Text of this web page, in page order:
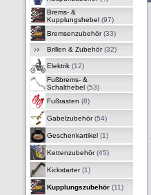
Brems- &
Kupplungshebel (97)
Bremsenzubehör(33)
Brillen & Zubehör(32)
Elektrik (12)
Fußbrems- &
Schalthebel (53)
Fußrasten (8)
Gabelzubehör(54)
Geschenkartikel (1)
Kettenzubehör(45)
Kickstarter(1)
Kupplungszubehör (11)